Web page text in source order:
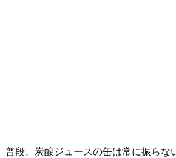
普段、炭酸ジュースの缶は常に振らな